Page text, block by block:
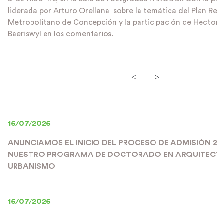
liderada por Arturo Orellana sobre la temática del Plan
Metropolitano de Concepción y la participación de
Baeriswyl en los comentarios.
< >
16/07/2026
ANUNCIAMOS EL INICIO DEL PROCESO DE ADMISIÓN
NUESTRO PROGRAMA DE DOCTORADO EN
URBANISMO
16/07/2026